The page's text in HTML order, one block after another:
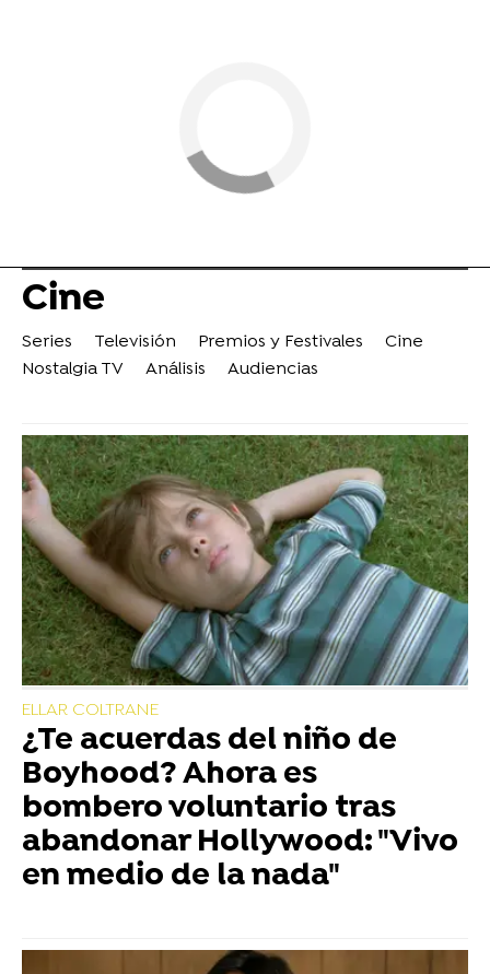
Cine
Series Televisión Premios y Festivales
Cine
Nostalgia TV
Análisis Audiencias
ELLAR COLTRANE
¿Te acuerdas del niño de
Boyhood? Ahora es
bombero voluntario tras
abandonar Hollywood: "Vivo
en medio de la nada"